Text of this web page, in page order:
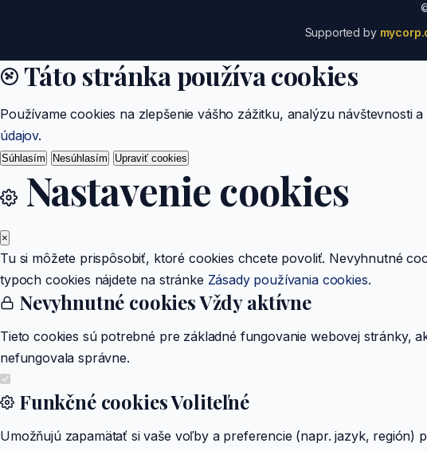
Supported by
Táto stránka používa cookies
Používame cookies na zlepšenie vášho zážitku, analýzu návštevnosti
údajov.
Súhlasím Nesúhlasím Upraviť cookies
Nastavenie cookies
×
Tu si môžete prispôsobiť, ktoré cookies chcete povoliť. Nevyhnutné
typoch cookies nájdete na stránke Zásady používania cookies.
Nevyhnutné cookiesVždy aktívne
Tieto cookies sú potrebné pre základné fungovanie webovej stránky,
nefungovala správne.
Funkčné cookiesVoliteľné
Umožňujú zapamätať si vaše voľby a preferencie (napr. jazyk, región)